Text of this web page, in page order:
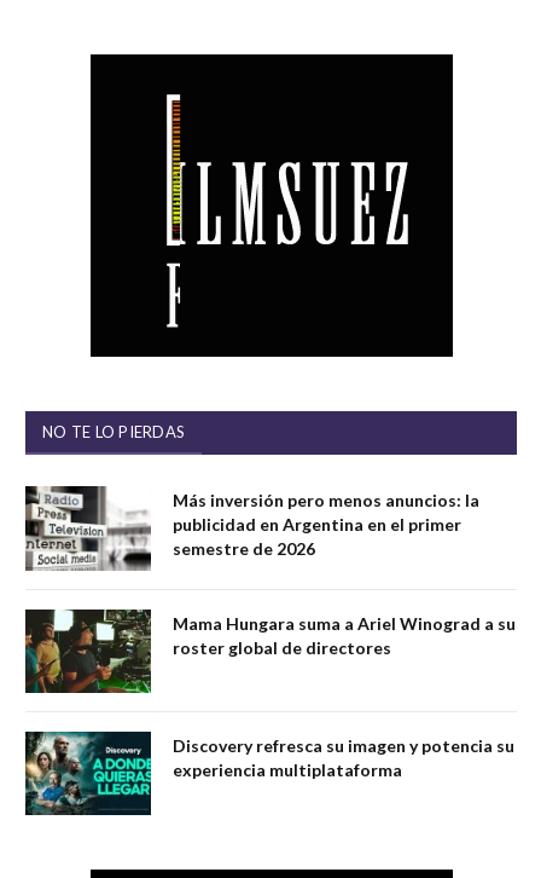
NO TE LO PIERDAS
Más inversión pero menos anuncios: la
publicidad en Argentina en el primer
semestre de 2026
Mama Hungara suma a Ariel Winograd a su
roster global de directores
Discovery refresca su imagen y potencia su
experiencia multiplataforma